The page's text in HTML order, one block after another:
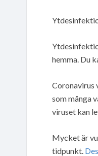
hemma. Du
Coronavirus
som många
viruset kan
Mycket är
tidpunkt.